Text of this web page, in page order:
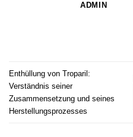
ADMIN
Enthüllung von Troparil:
Verständnis seiner
Zusammensetzung und seines
Herstellungsprozesses